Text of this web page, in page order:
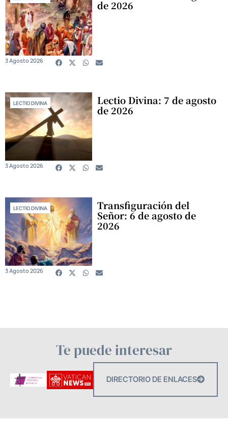
de 2026
3 Agosto 2026
LECTIO DIVINA Lectio Divina: 7 de agosto
de 2026
3 Agosto 2026
LECTIO DIVINA Transfiguración del
Señor: 6 de agosto de
2026
3 Agosto 2026
Te puede interesar
DIRECTORIO DE ENLACES